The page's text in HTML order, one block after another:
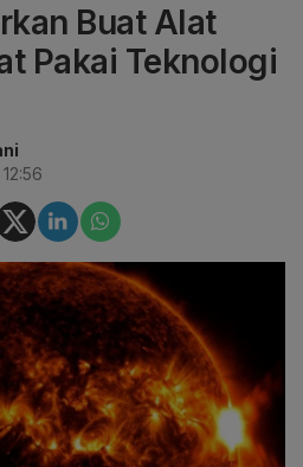
Buat Alat
Pakai Teknologi